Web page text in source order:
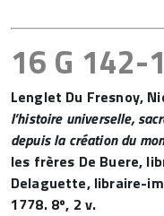
16 G 142-
Lenglet Du Fresnoy,
l’histoire universelle,
depuis la création du
les frères De Buere,
Delaguette, libraire-
1778. 8º, 2 v.